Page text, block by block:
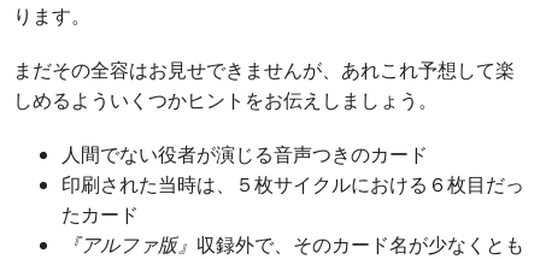
ります。
まだその全容はお見せできませんが、あれこれ予想して楽
しめるよういくつかヒントをお伝えしましょう。
人間でない役者が演じる音声つきのカード
印刷された当時は、５枚サイクルにおける６枚目だっ
たカード
『アルファ版』 収録外で、そのカード名が少なくとも